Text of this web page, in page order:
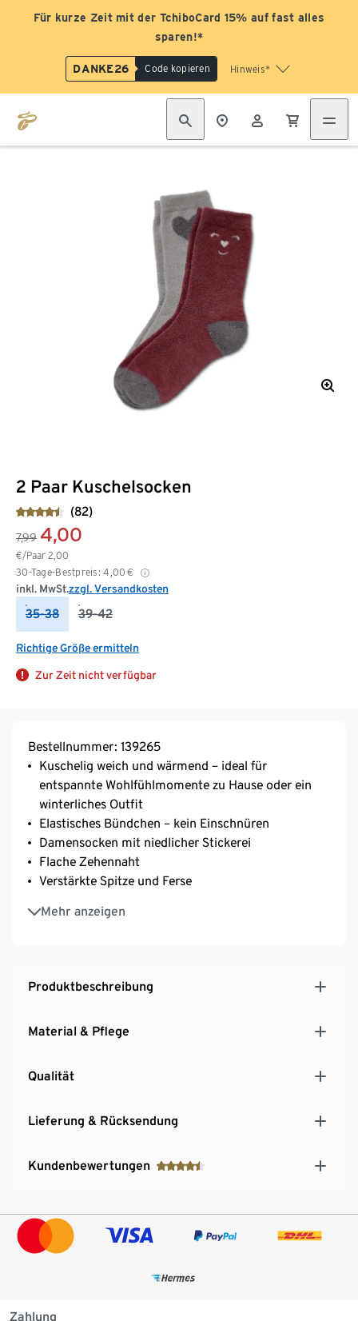
Für kurze Zeit mit der TchiboCard 15% auf fast alles
sparen!*
DANKE26 Code kopieren Hinweis*
2 Paar Kuschelsocken
(82)
7,99 4,00
€/Paar 2,00
30-Tage-Bestpreis: 4,00 €
inkl. MwSt.zzgl. Versandkosten
35-38 39-42
Richtige Größe ermitteln
Zur Zeit nicht verfügbar
Bestellnummer: 139265
Kuschelig weich und wärmend – ideal für
entspannte Wohlfühlmomente zu Hause oder ein
winterliches Outfit
Elastisches Bündchen – kein Einschnüren
Damensocken mit niedlicher Stickerei
Flache Zehennaht
Verstärkte Spitze und Ferse
Mehr anzeigen
Mit Elasthan: formbeständig, perfekter Sitz, hoher
Tragekomfort
Produktbeschreibung
Material & Pflege
Qualität
Lieferung & Rücksendung
Kundenbewertungen
Zahlung